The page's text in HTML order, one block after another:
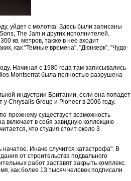
уйдет с молотка. Здесь были записаны
The Jam и других исполнителей.
кв. метров, также в нее входит
как "Темные времена", "Дюнкерк", "Чудо-
Начиная с 1980 года там записывались
Montserrat была полностью разрушена
индустрии Британии, если она попадет
Chrysalis Group и Pioneer в 2006 году.
прежнему существует возможность
включает в себя завидную коллекцию
что студия стоит около 3
Иначе случится катастрофа". В
от строительства подвального
работ заставят закрыть комплекс.
как более 13 тысяч человек подписали